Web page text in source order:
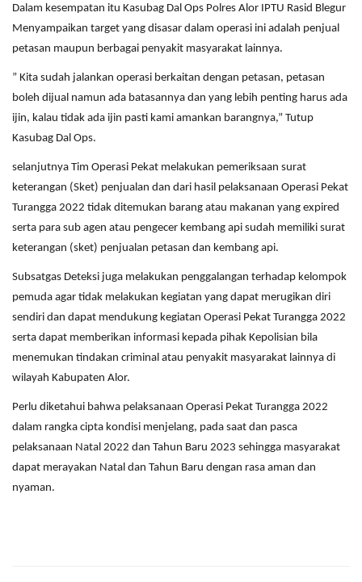
Dalam kesempatan itu Kasubag Dal Ops Polres Alor IPTU Rasid Blegur
Menyampaikan target yang disasar dalam operasi ini adalah penjual
petasan maupun berbagai penyakit masyarakat lainnya.
” Kita sudah jalankan operasi berkaitan dengan petasan, petasan
boleh dijual namun ada batasannya dan yang lebih penting harus ada
ijin, kalau tidak ada ijin pasti kami amankan barangnya,” Tutup
Kasubag Dal Ops.
selanjutnya Tim Operasi Pekat melakukan pemeriksaan surat
keterangan (Sket) penjualan dan dari hasil pelaksanaan Operasi Pekat
Turangga 2022 tidak ditemukan barang atau makanan yang expired
serta para sub agen atau pengecer kembang api sudah memiliki surat
keterangan (sket) penjualan petasan dan kembang api.
Subsatgas Deteksi juga melakukan penggalangan terhadap kelompok
pemuda agar tidak melakukan kegiatan yang dapat merugikan diri
sendiri dan dapat mendukung kegiatan Operasi Pekat Turangga 2022
serta dapat memberikan informasi kepada pihak Kepolisian bila
menemukan tindakan criminal atau penyakit masyarakat lainnya di
wilayah Kabupaten Alor.
Perlu diketahui bahwa pelaksanaan Operasi Pekat Turangga 2022
dalam rangka cipta kondisi menjelang, pada saat dan pasca
pelaksanaan Natal 2022 dan Tahun Baru 2023 sehingga masyarakat
dapat merayakan Natal dan Tahun Baru dengan rasa aman dan
nyaman.